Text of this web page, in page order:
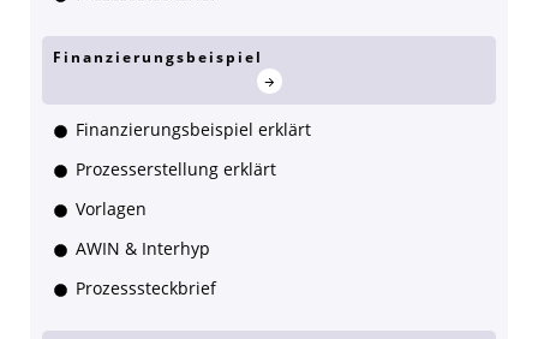
Finanzierungsbeispiel
Finanzierungsbeispiel erklärt
Prozesserstellung erklärt
Vorlagen
AWIN & Interhyp
Prozesssteckbrief